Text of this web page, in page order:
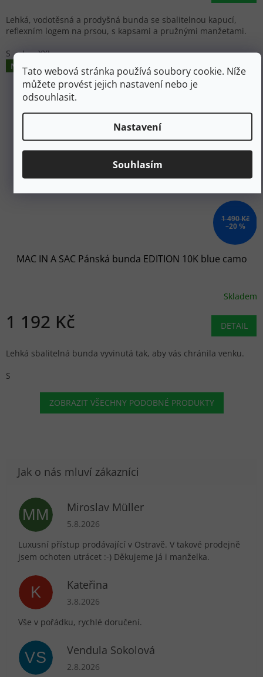
Tato webová stránka používá soubory cookie. Níže
můžete provést jejich nastavení nebo je
odsouhlasit.
Nastavení
Souhlasím
Lehká, vodotěsná a prodyšná bunda se sbalitelnou kapucí,
reflexním logem na prsou, s kapsami a pružnými manžetami.
S
L XXL
Novinka
1 490 Kč
–20 %
MAC IN A SAC Pánská bunda EDITION 10K blue camo
Skladem
1 192 Kč DETAIL
Lehká sbalitelná bunda vyvinutá tak, aby vás chránila venku.
S
ZOBRAZIT VŠECHNY PODOBNÉ PRODUKTY
MM Miroslav Müller
Hodnocení obchodu je 5 z 5 hvězdiček.
5.8.2026
Luxusní přístup prodávající v Ostravě. V takové prodejně
jsem ochoten utrácet :-) Děkujeme já i manželka.
K Kateřina
Hodnocení obchodu je 5 z 5 hvězdiček.
3.8.2026
Vše v pořádku, rychlé doručení.
VS Vendula Sokolová
Hodnocení obchodu je 5 z 5 hvězdiček.
2.8.2026